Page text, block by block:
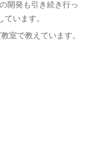
開発も引き続き行っ
います。
室で教えています。